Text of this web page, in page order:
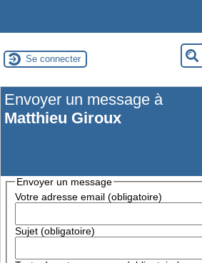
Se connecter
Envoyer un message à
Matthieu Giroux
Envoyer un message
Votre adresse email (obligatoire)
Sujet (obligatoire)